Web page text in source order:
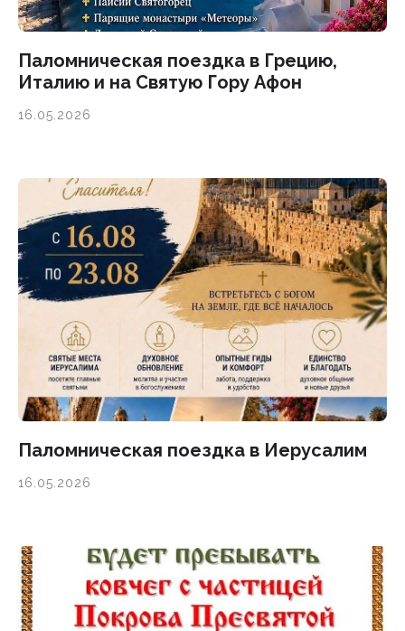
Паломническая поездка в Грецию,
Италию и на Святую Гору Афон
16.05.2026
Паломническая поездка в Иерусалим
16.05.2026